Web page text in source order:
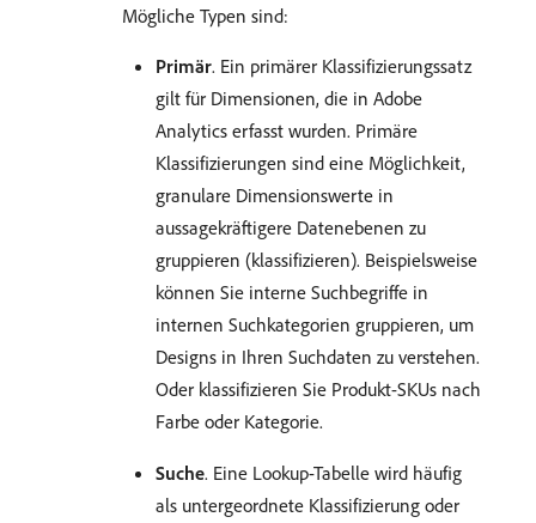
Mögliche Typen sind:
Primär. Ein primärer Klassifizierungssatz
gilt für Dimensionen, die in Adobe
Analytics erfasst wurden. Primäre
Klassifizierungen sind eine Möglichkeit,
granulare Dimensionswerte in
aussagekräftigere Datenebenen zu
gruppieren (klassifizieren). Beispielsweise
können Sie interne Suchbegriffe in
internen Suchkategorien gruppieren, um
Designs in Ihren Suchdaten zu verstehen.
Oder klassifizieren Sie Produkt-SKUs nach
Farbe oder Kategorie.
Suche. Eine Lookup-Tabelle wird häufig
als untergeordnete Klassifizierung oder